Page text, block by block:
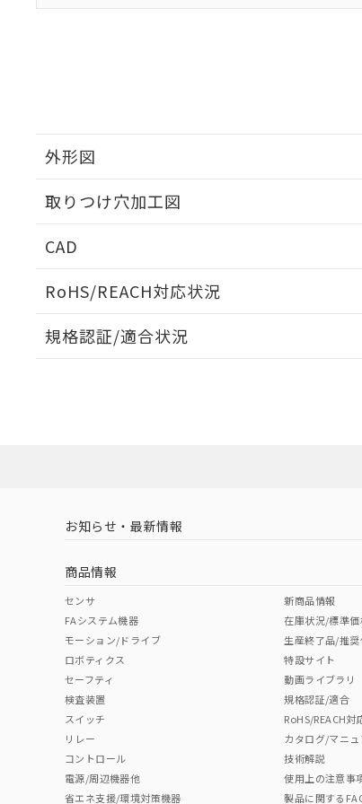
外形図
取りつけ穴加工図
CAD
RoHS/REACH対応状況
EU RoHS 注意事項・凡例
中国 RoHS 注意事項・凡例
中国 RoHS表
Pb Hg
"対応済み"や非含有の記載がされた商品であっても
非含有品が必要な際は、弊社営業部門もしくは販売
規格認証/適合状況
（イギリス
（ノルウェー
お知らせ・最新情報
商品情報
センサ
FAシステム機器
モーション/ドライブ
ロボティクス
セーフティ
検査装置
スイッチ
リレー
コントロール
電源/周辺機器他
省エネ支援/環境対策機器
新商品情報
在庫状況/標準価
生産終了品/推奨
特設サイト
動画ライブラリ
規格認証/適合
RoHS/REACH対
カタログ/マニュ
技術解説
使用上の注意事
製品に関する